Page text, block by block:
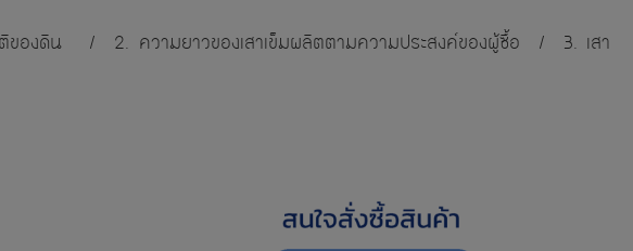
บัติของดิน / 2. ความยาวของเสาเข็มผลิตตามความประสงค์ของผู้ซื้อ / 3. เสา